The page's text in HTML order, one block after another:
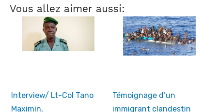
Vous allez aimer aussi:
Interview/ Lt-Col Tano
Maximin,
Témoignage d’un
immigrant clandestin